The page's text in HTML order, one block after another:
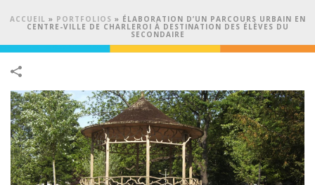
ACCUEIL » PORTFOLIOS » ÉLABORATION D’UN PARCOURS URBAIN EN
CENTRE-VILLE DE CHARLEROI À DESTINATION DES ÉLÈVES DU
SECONDAIRE